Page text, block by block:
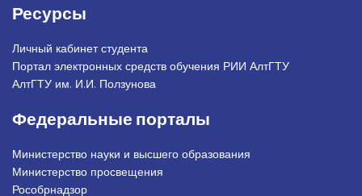
Ресурсы
Личный кабинет студента
Портал электронных средств обучения РИИ АлтГТУ
АлтГТУ им. И.И. Ползунова
Федеральные порталы
Министерство науки и высшего образования
Министерство просвещения
Рособрнадзор